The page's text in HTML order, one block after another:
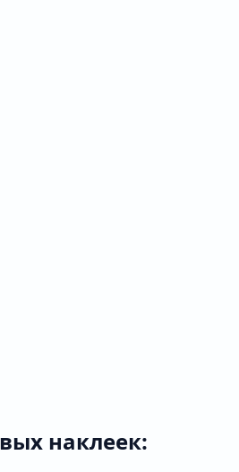
наклеек: